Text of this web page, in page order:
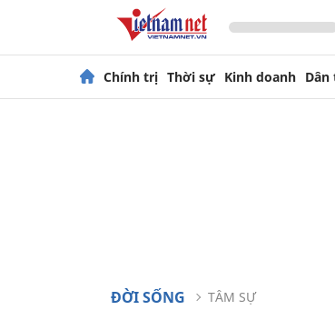
Chính trị Thời sự Kinh doanh Dân
ĐỜI SỐNG TÂM SỰ